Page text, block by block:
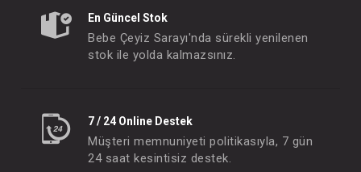
En Güncel Stok
Bebe Çeyiz Sarayı'nda sürekli yenilenen
stok ile yolda kalmazsınız.
7 / 24 Online Destek
Müşteri memnuniyeti politikasıyla, 7 gün
24 saat kesintisiz destek.